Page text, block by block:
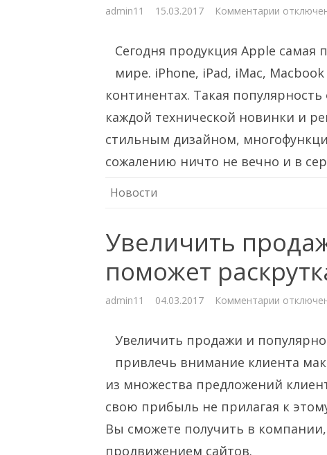
admin11 15.03.2017 Комментарии к
ремонт
техники
Apple?
Сегодня продукция Apple самая
мире. iPhone, iPad, iMac,
континентах. Такая
каждой технической новинки и
стильным дизайном,
сожалению ничто не вечно и в
Новости
Увеличить
поможет
admin11 04.03.2017 Комментарии к
и
поможет
раскрутка
сайтов!
Увеличить продажи и
привлечь внимание клиента
из множества предложений
свою прибыль не прилагая к
Вы сможете получить в
продвижением сайтов.